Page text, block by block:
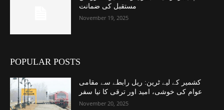
مستقبل کی ضمانت
November 19, 2025
POPULAR POSTS
کشمیر کے لیے ٹرین: ریل رابطے سے مقامی
عوام کی خوشی، امید اور ترقی کا نیا سفر
November 20, 2025